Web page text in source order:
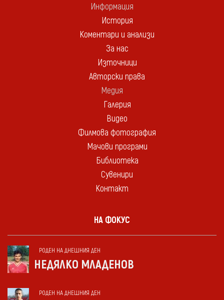
Информация
История
Коментари и анализи
За нас
Източници
Авторски права
Медия
Галерия
Видео
Филмова фотография
Мачови програми
Библиотека
Сувенири
Контакт
НА ФОКУС
РОДЕН НА ДНЕШНИЯ ДЕН
НЕДЯЛКО МЛАДЕНОВ
РОДЕН НА ДНЕШНИЯ ДЕН